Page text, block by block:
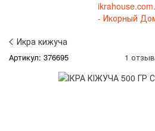
Икра кижуча
Артикул: 376695 1 отзыв